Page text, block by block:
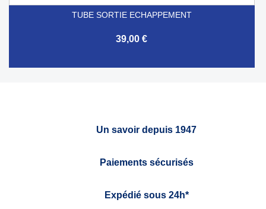
TUBE SORTIE ECHAPPEMENT
39,00 €
Un savoir depuis 1947
Paiements sécurisés
Expédié sous 24h*